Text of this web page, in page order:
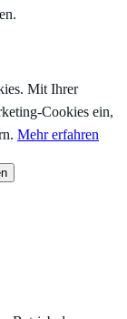
Mit Ihrer
Cookies ein,
Mehr erfahren